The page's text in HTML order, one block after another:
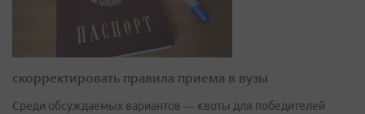
скорректировать правила приема в вузы
Среди обсуждаемых вариантов — квоты для победителей